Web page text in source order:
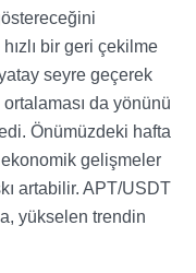
bir geri çekilme
seyre geçerek
da yönünü
Önümüzdeki hafta
gelişmeler
artabilir. APT/USDT
yükselen trendin